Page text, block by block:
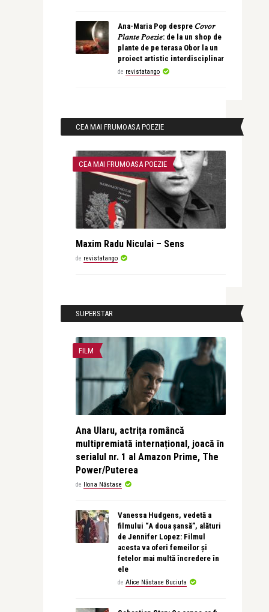
Ana-Maria Pop despre 𝐶𝑜𝑣𝑜𝑟
𝑃𝑙𝑎𝑛𝑡𝑒 𝑃𝑜𝑒𝑧𝑖𝑒: de la un shop de
plante de pe terasa Obor la un
proiect artistic interdisciplinar
de revistatango
CEA MAI FRUMOASA POEZIE
CEA MAI FRUMOASA POEZIE
Maxim Radu Niculai – Sens
de revistatango
SUPERSTAR
FILM
Ana Ularu, actrița româncă
multipremiată internațional, joacă în
serialul nr. 1 al Amazon Prime, The
Power/Puterea
de Ilona Năstase
Vanessa Hudgens, vedetă a
filmului “A doua șansă”, alături
de Jennifer Lopez: Filmul
acesta va oferi femeilor și
fetelor mai multă încredere în
ele
de Alice Năstase Buciuta